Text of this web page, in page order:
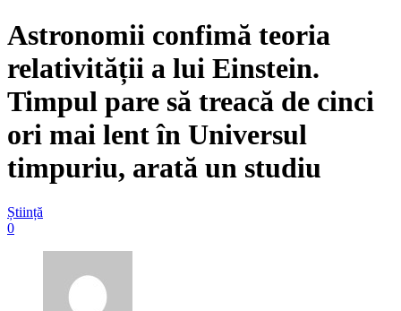
Astronomii confimă teoria
relativității a lui Einstein.
Timpul pare să treacă de cinci
ori mai lent în Universul
timpuriu, arată un studiu
Știință
0